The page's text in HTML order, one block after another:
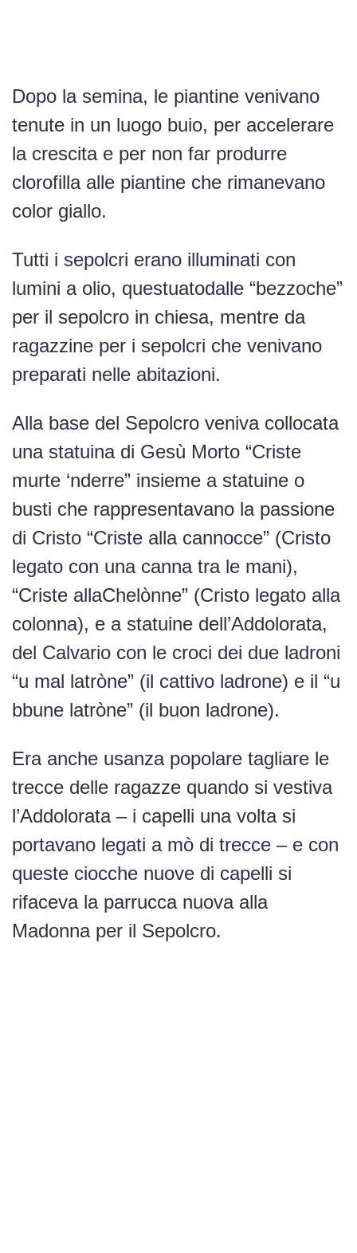
Dopo la semina, le piantine venivano
tenute in un luogo buio, per accelerare
la crescita e per non far produrre
clorofilla alle piantine che rimanevano
color giallo.
Tutti i sepolcri erano illuminati con
lumini a olio, questuatodalle “bezzoche”
per il sepolcro in chiesa, mentre da
ragazzine per i sepolcri che venivano
preparati nelle abitazioni.
Alla base del Sepolcro veniva collocata
una statuina di Gesù Morto “Criste
murte ‘nderre” insieme a statuine o
busti che rappresentavano la passione
di Cristo “Criste alla cannocce” (Cristo
legato con una canna tra le mani),
“Criste allaChelònne” (Cristo legato alla
colonna), e a statuine dell’Addolorata,
del Calvario con le croci dei due ladroni
“u mal latròne” (il cattivo ladrone) e il “u
bbune latròne” (il buon ladrone).
Era anche usanza popolare tagliare le
trecce delle ragazze quando si vestiva
l’Addolorata – i capelli una volta si
portavano legati a mò di trecce – e con
queste ciocche nuove di capelli si
rifaceva la parrucca nuova alla
Madonna per il Sepolcro.